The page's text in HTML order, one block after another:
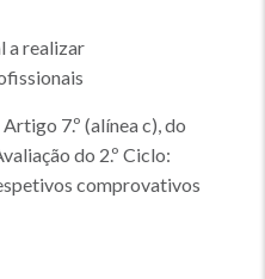
a realizar
7.º (alínea c), do
do 2.º Ciclo:
comprovativos